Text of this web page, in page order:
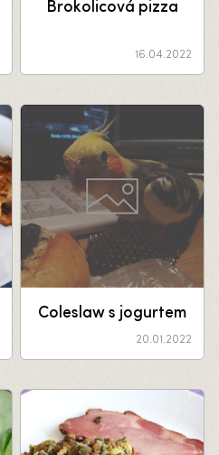
Brokolicová pizza
16.04.2022
Coleslaw s jogurtem
20.01.2022